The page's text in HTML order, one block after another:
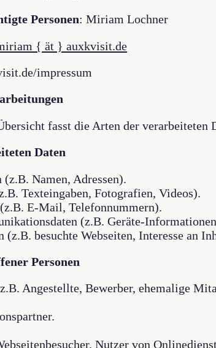
Personen: Miriam Lochner
{ ät } auxkvisit.de
impressum
fasst die Arten der verarbeiteten
Daten
(z.B. Namen, Adressen).
Texteingaben, Fotografien, Videos).
E-Mail, Telefonnummern).
(z.B. Geräte-
(z.B. besuchte Webseiten, Interesse an
Personen
Angestellte, Bewerber, ehemalige
Nutzer von